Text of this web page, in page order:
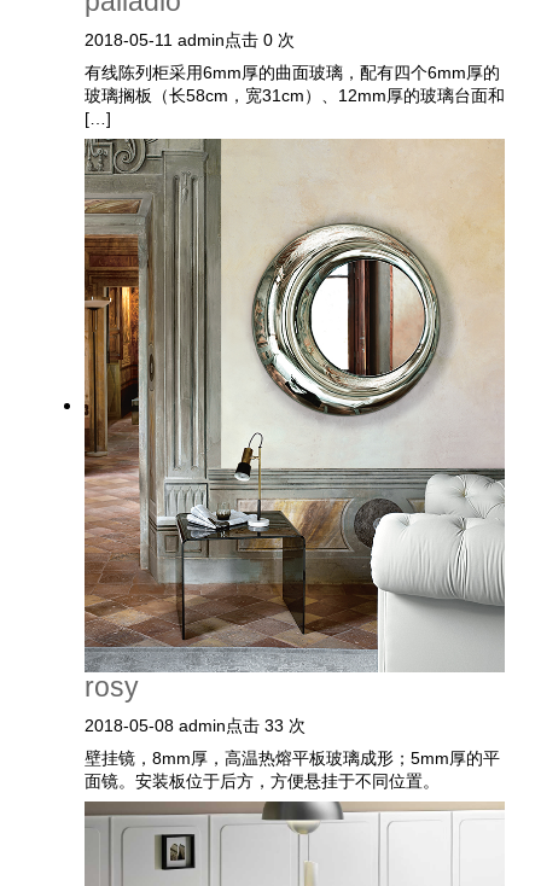
2018-05-11 admin点击 0 次
有线陈列柜采用6mm厚的曲面玻璃，配有四个6mm厚的
玻璃搁板（长58cm，宽31cm）、12mm厚的玻璃台面和
[…]
rosy
2018-05-08 admin点击 33 次
壁挂镜，8mm厚，高温热熔平板玻璃成形；5mm厚的平
面镜。安装板位于后方，方便悬挂于不同位置。